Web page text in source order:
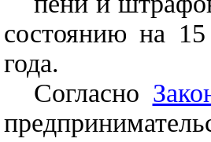
состоянию на
года.
Согласно